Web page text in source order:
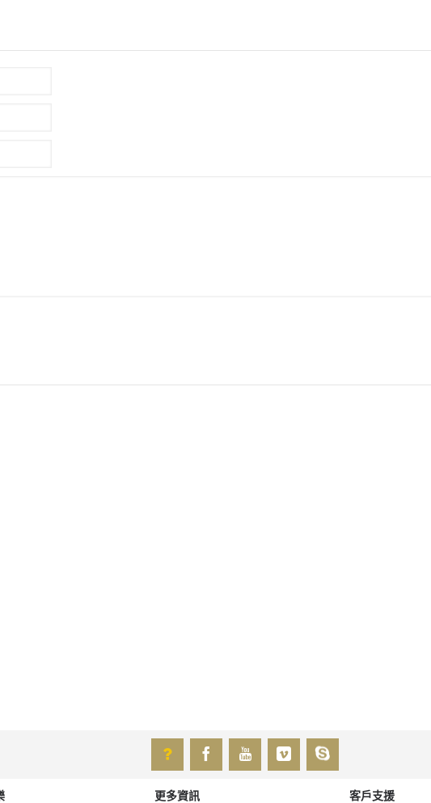
更多資訊 客戶支援